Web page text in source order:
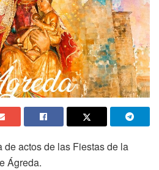
de actos de las Fiestas de la
Ágreda.